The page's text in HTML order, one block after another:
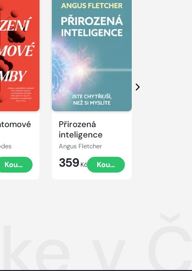
Koupit
Přirozená
inteligence
Angus Fletcher
359 Kč Koupit
Další
v